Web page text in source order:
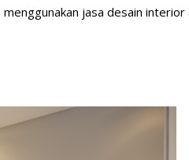
jasa desain interior